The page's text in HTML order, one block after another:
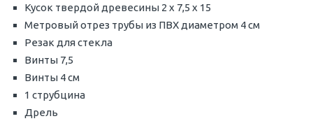
Кусок твердой древесины 2 х 7,5 х 15
Метровый отрез трубы из ПВХ диаметром 4 см
Резак для стекла
Винты 7,5
Винты 4 см
1 струбцина
Дрель